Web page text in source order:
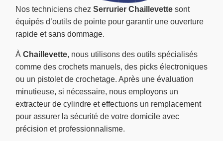
Nos techniciens chez Serrurier Chaillevette sont
équipés d’outils de pointe pour garantir une ouverture
rapide et sans dommage.
À Chaillevette, nous utilisons des outils spécialisés
comme des crochets manuels, des picks électroniques
ou un pistolet de crochetage. Après une évaluation
minutieuse, si nécessaire, nous employons un
extracteur de cylindre et effectuons un remplacement
pour assurer la sécurité de votre domicile avec
précision et professionnalisme.